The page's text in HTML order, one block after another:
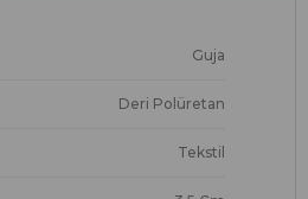
Guja
Deri Polüretan
Tekstil